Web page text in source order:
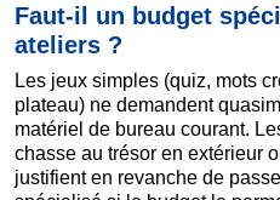
Faut-il un budget
ateliers ?
Les jeux simples (quiz, mots
plateau) ne demandent
matériel de bureau courant.
chasse au trésor en extérieur
justifient en revanche de